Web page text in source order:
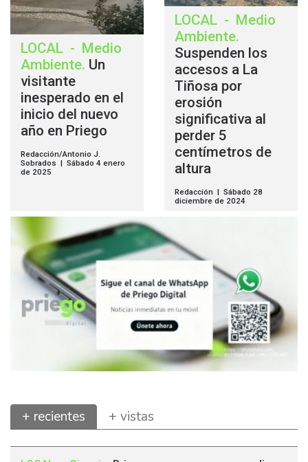
LOCAL - Medio
Ambiente. Un
visitante
inesperado en el
inicio del nuevo
año en Priego
Redacción/Antonio J.
Sobrados | Sábado 4 enero
de 2025
LOCAL - Medio
Ambiente.
Suspenden los
accesos a La
Tiñosa por
erosión
significativa al
perder 5
centímetros de
altura
Redacción | Sábado 28
diciembre de 2024
+ recientes + vistas